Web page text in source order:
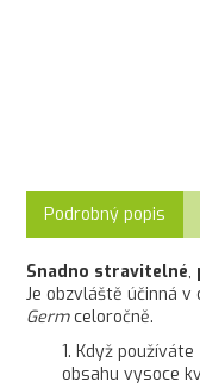
Podrobný popis
Snadno stravitelné,
Je obzvláště účinná
Germceloročně.
1. Když používáte
obsahu vysoce